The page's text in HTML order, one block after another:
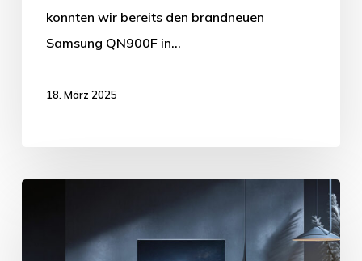
konnten wir bereits den brandneuen
Samsung QN900F in…
18. März 2025